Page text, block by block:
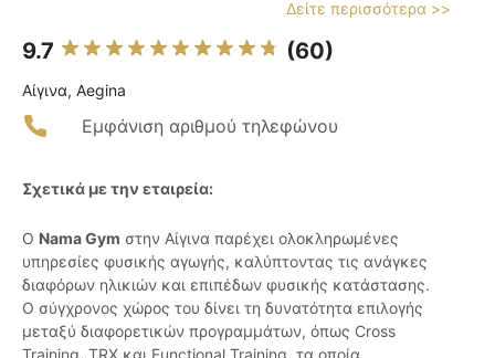
Δείτε περισσότερα >>
9.7 (60)
Αίγινα, Aegina
Εμφάνιση αριθμού τηλεφώνου
Σχετικά με την εταιρεία:
Ο Nama Gym στην Αίγινα παρέχει ολοκληρωμένες
υπηρεσίες φυσικής αγωγής, καλύπτοντας τις ανάγκες
διαφόρων ηλικιών και επιπέδων φυσικής κατάστασης.
Ο σύγχρονος χώρος του δίνει τη δυνατότητα επιλογής
μεταξύ διαφορετικών προγραμμάτων, όπως Cross
Training, TRX και Functional Training, τα οποία